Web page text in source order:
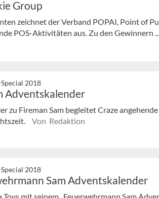
Group
zeichnet der Verband POPAI, Point of
POS-Aktivitäten aus. Zu den Gewinnern ...
2018
Adventskalender
zu Fireman Sam begleitet Craze
Von Redaktion
2018
Sam Adventskalender